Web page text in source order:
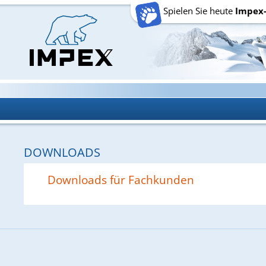
Spielen Sie heute
DOWNLOADS
Downloads für Fachkunden